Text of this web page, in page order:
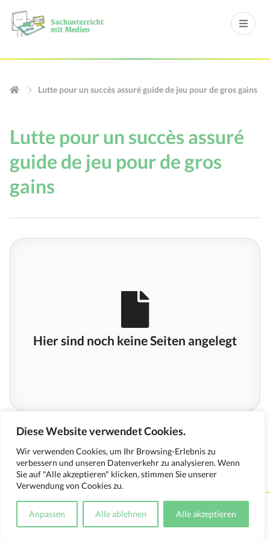
Diese Website verwendet Cookies.
Wir verwenden Cookies, um Ihr Browsing-Erlebnis zu
verbessern und unseren Datenverkehr zu analysieren. Wenn
Sie auf "Alle akzeptieren" klicken, stimmen Sie unserer
Verwendung von Cookies zu.
Anpassen Alle ablehnen Alle akzeptieren
Lutte pour un succès assuré guide de jeu pour de gros gains
Lutte pour un succès assuré
guide de jeu pour de gros
gains
Hier sind noch keine Seiten angelegt
Kontakt Impressum Datenschutzerklärung
Medienverwendungsnachweis